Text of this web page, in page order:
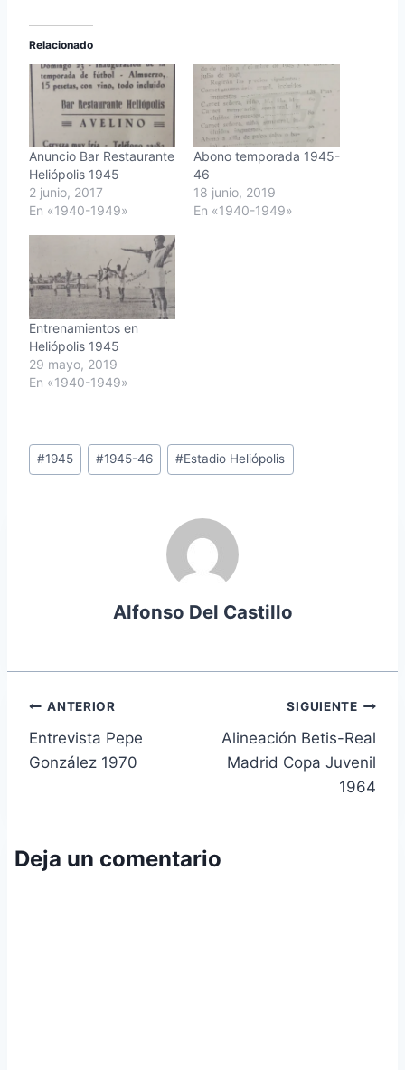
Relacionado
Anuncio Bar Restaurante
Heliópolis 1945
2 junio, 2017
En «1940-1949»
Abono temporada 1945-
46
18 junio, 2019
En «1940-1949»
Entrenamientos en
Heliópolis 1945
29 mayo, 2019
En «1940-1949»
Etiquetas
de
#1945 #1945-46 #Estadio Heliópolis
Alfonso Del Castillo
Navegación
de
ANTERIOR
Entrevista Pepe
González 1970
SIGUIENTE
Alineación Betis-Real
Madrid Copa Juvenil
1964
Deja un comentario